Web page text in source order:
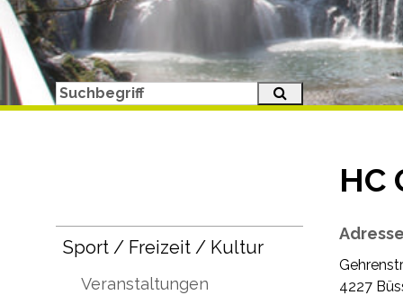
Suchbegriff
Suche starten
Subnavigation
Sport / Freizeit / Kultur
Veranstaltungen
HC
Adresse
4227